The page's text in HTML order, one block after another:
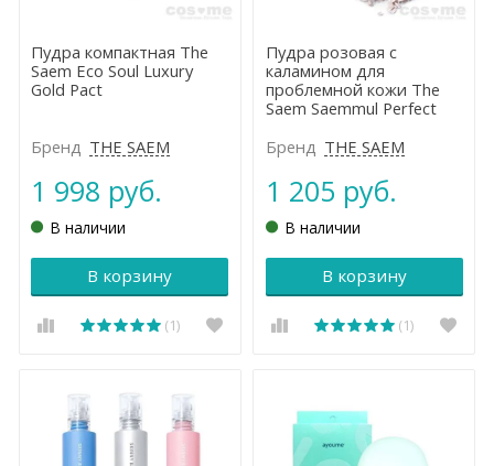
Пудра компактная The
Saem Eco Soul Luxury
Gold Pact
Бренд THE SAEM
1 998 руб.
В наличии
В корзину
(1)
Пудра розовая с
каламином для
проблемной кожи The
Saem Saemmul Perfect
Бренд THE SAEM
1 205 руб.
В наличии
В корзину
(1)